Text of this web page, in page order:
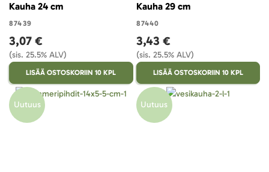
Kauha 24 cm
87439
3,07 €
(sis. 25.5% ALV)
LISÄÄ OSTOSKORIIN 10 KPL
Kauha 29 cm
87440
3,43 €
(sis. 25.5% ALV)
LISÄÄ OSTOSKORIIN 10 KPL
Uutuus Uutuus